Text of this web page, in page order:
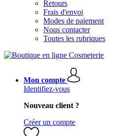
Retours
Frais d'envoi
Modes de paiement
Nous contacter
Toutes les rubriques
Mon compte
Identifiez-vous
Nouveau client ?
Créer un compte